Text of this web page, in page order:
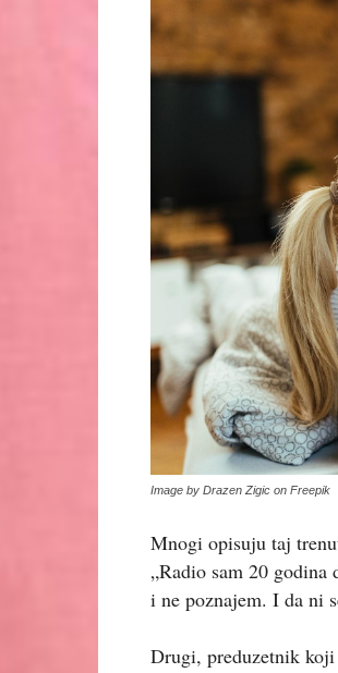
Image by Drazen Zigic on Freepik
Mnogi opisuju taj
„Radio sam 20 godina
i ne poznajem. I da ni
Drugi, preduzetnik